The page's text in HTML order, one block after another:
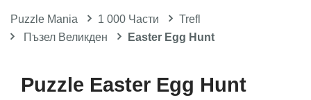
Puzzle Mania 1 000 Части
Trefl
Пъзел Великден
Easter Egg Hunt
Puzzle Easter Egg Hunt